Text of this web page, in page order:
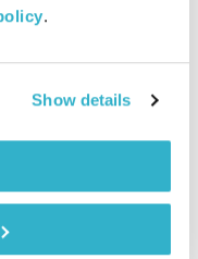
.
Show details אודיו